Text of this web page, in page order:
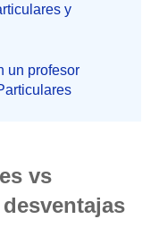
y
un profesor
vs